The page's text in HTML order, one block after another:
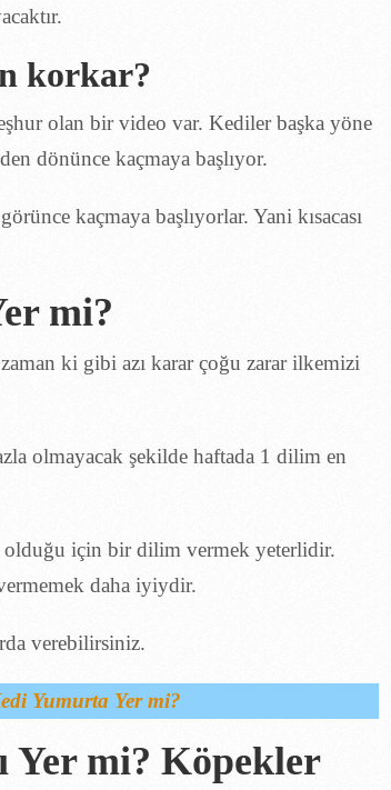
korkar?
olan bir video var. Kediler başka yöne
dönünce kaçmaya başlıyor.
ki gibi azı karar çoğu zarar ilkemizi
daha iyiydir.
Yer mi? Köpekler